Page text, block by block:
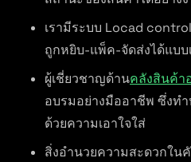
เรามีระบบ Locad
ถูกหยิบ-แพ็ค-จัดส่งได้แบบ
ผู้เชี่ยวชาญด้านคลังสินค้า
อบรมอย่างมืออาชีพ ซึ่ง
ด้วยความเอาใจใส่
สิ่งอำนวยความสะดวกใ